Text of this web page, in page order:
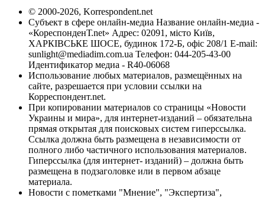
© 2000-2026, Korrespondent.net
Субъект в сфере онлайн-медиа Название онлайн-медиа -
«КореспонденТ.net» Адрес: 02091, місто Київ,
ХАРКІВСЬКЕ ШОСЕ, будинок 172-Б, офіс 208/1 E-mail:
sunlight@mediadim.com.ua Телефон: 044-205-43-00
Идентификатор медиа - R40-06068
Использование любых материалов, размещённых на
сайте, разрешается при условии ссылки на
Корреспондент.net.
При копировании материалов со страницы «Новости
Украины и мира», для интернет-изданий – обязательна
прямая открытая для поисковых систем гиперссылка.
Ссылка должна быть размещена в независимости от
полного либо частичного использования материалов.
Гиперссылка (для интернет- изданий) – должна быть
размещена в подзаголовке или в первом абзаце
материала.
Новости с пометками "Мнение", "Экспертиза",